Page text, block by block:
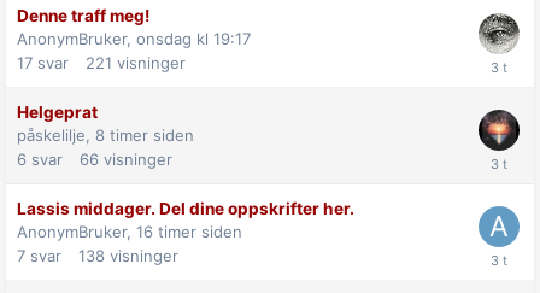
Denne traff meg!
AnonymBruker, onsdag kl 19:17
17 svar 221 visninger
Helgeprat
påskelilje, 8 timer siden
6 svar 66 visninger
Lassis middager. Del dine oppskrifter her.
AnonymBruker, 16 timer siden
7 svar 138 visninger